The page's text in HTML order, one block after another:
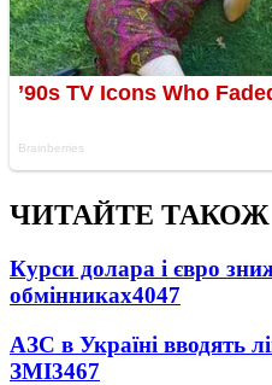
ЧИТАЙТЕ ТАКОЖ
Курси долара і євро
обмінниках4047
АЗС в Україні вводять
ЗМІ3467